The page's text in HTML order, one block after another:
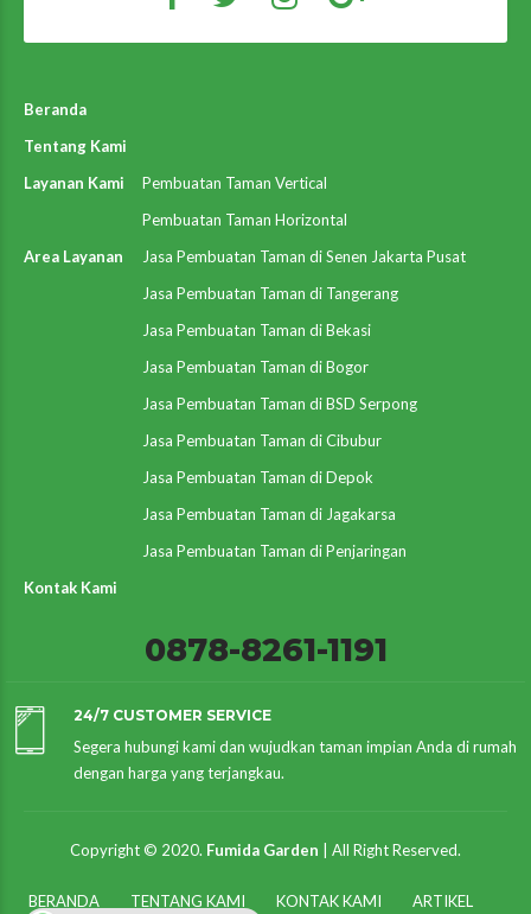
Beranda
Tentang Kami
Layanan Kami
Pembuatan Taman Vertical
Pembuatan Taman Horizontal
Area Layanan
Jasa Pembuatan Taman di Senen Jakarta Pusat
Jasa Pembuatan Taman di Tangerang
Jasa Pembuatan Taman di Bekasi
Jasa Pembuatan Taman di Bogor
Jasa Pembuatan Taman di BSD Serpong
Jasa Pembuatan Taman di Cibubur
Jasa Pembuatan Taman di Depok
Jasa Pembuatan Taman di Jagakarsa
Jasa Pembuatan Taman di Penjaringan
Kontak Kami
0878-8261-1191
24/7 CUSTOMER SERVICE
Segera hubungi kami dan wujudkan taman impian Anda di rumah
dengan harga yang terjangkau.
Copyright © 2020. Fumida Garden | All Right Reserved.
BERANDA TENTANG KAMI KONTAK KAMI ARTIKEL